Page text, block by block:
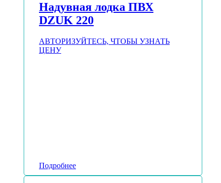
Надувная лодка ПВХ
DZUK 220
АВТОРИЗУЙТЕСЬ, ЧТОБЫ УЗНАТЬ
ЦЕНУ
Подробнее